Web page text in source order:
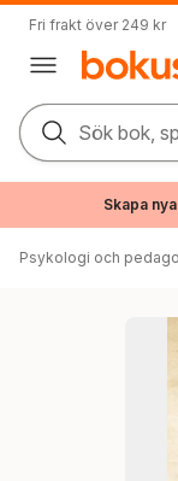
Fri frakt över 249 kr
Sök bok,
Skapa
Psykologi och